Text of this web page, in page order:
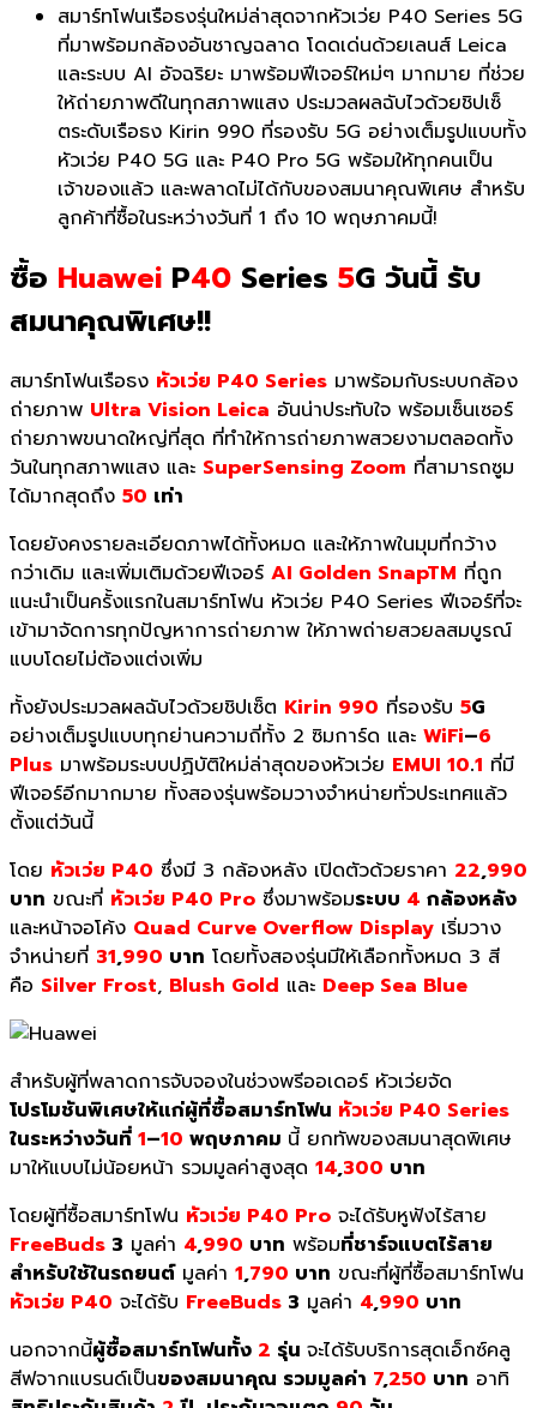
สมาร์ทโฟนเรือธงรุ่นใหม่ล่าสุดจากหัวเว่ย P40 Series 5G
ที่มาพร้อมกล้องอันชาญฉลาด โดดเด่นด้วยเลนส์ Leica
และระบบ AI อัจฉริยะ มาพร้อมฟีเจอร์ใหม่ๆ มากมาย ที่ช่วย
ให้ถ่ายภาพดีในทุกสภาพแสง ประมวลผลฉับไวด้วยชิปเซ็
ตระดับเรือธง Kirin 990 ที่รองรับ 5G อย่างเต็มรูปแบบทั้ง
หัวเว่ย P40 5G และ P40 Pro 5G พร้อมให้ทุกคนเป็น
เจ้าของแล้ว และพลาดไม่ได้กับของสมนาคุณพิเศษ สำหรับ
ลูกค้าที่ซื้อในระหว่างวันที่ 1 ถึง 10 พฤษภาคมนี้!
ซื้อ Huawei P40 Series 5G วันนี้ รับ
สมนาคุณพิเศษ!!
สมาร์ทโฟนเรือธง หัวเว่ย P40 Series มาพร้อมกับระบบกล้อง
ถ่ายภาพ Ultra Vision Leica อันน่าประทับใจ พร้อมเซ็นเซอร์
ถ่ายภาพขนาดใหญ่ที่สุด ที่ทำให้การถ่ายภาพสวยงามตลอดทั้ง
วันในทุกสภาพแสง และ SuperSensing Zoom ที่สามารถซูม
ได้มากสุดถึง 50 เท่า
โดยยังคงรายละเอียดภาพได้ทั้งหมด และให้ภาพในมุมที่กว้าง
กว่าเดิม และเพิ่มเติมด้วยฟีเจอร์ AI Golden SnapTM ที่ถูก
แนะนำเป็นครั้งแรกในสมาร์ทโฟน หัวเว่ย P40 Series ฟีเจอร์ที่จะ
เข้ามาจัดการทุกปัญหาการถ่ายภาพ ให้ภาพถ่ายสวยลสมบูรณ์
แบบโดยไม่ต้องแต่งเพิ่ม
ทั้งยังประมวลผลฉับไวด้วยชิปเซ็ต Kirin 990 ที่รองรับ 5G
อย่างเต็มรูปแบบทุกย่านความถี่ทั้ง 2 ซิมการ์ด และ WiFi–6
Plus มาพร้อมระบบปฏิบัติใหม่ล่าสุดของหัวเว่ย EMUI 10.1 ที่มี
ฟีเจอร์อีกมากมาย ทั้งสองรุ่นพร้อมวางจำหน่ายทั่วประเทศแล้ว
ตั้งแต่วันนี้
โดย หัวเว่ย P40 ซึ่งมี 3 กล้องหลัง เปิดตัวด้วยราคา 22,990
บาท ขณะที่ หัวเว่ย P40 Pro ซึ่งมาพร้อมระบบ 4 กล้องหลัง
และหน้าจอโค้ง Quad Curve Overflow Display เริ่มวาง
จำหน่ายที่ 31,990 บาท โดยทั้งสองรุ่นมีให้เลือกทั้งหมด 3 สี
คือ Silver Frost, Blush Gold และ Deep Sea Blue
สำหรับผู้ที่พลาดการจับจองในช่วงพรีออเดอร์ หัวเว่ยจัด
โปรโมชันพิเศษให้แก่ผู้ที่ซื้อสมาร์ทโฟน หัวเว่ย P40 Series
ในระหว่างวันที่ 1–10 พฤษภาคม นี้ ยกทัพของสมนาสุดพิเศษ
มาให้แบบไม่น้อยหน้า รวมมูลค่าสูงสุด 14,300 บาท
โดยผู้ที่ซื้อสมาร์ทโฟน หัวเว่ย P40 Pro จะได้รับหูฟังไร้สาย
FreeBuds 3 มูลค่า 4,990 บาท พร้อมที่ชาร์จแบตไร้สาย
สำหรับใช้ในรถยนต์มูลค่า 1,790 บาท ขณะที่ผู้ที่ซื้อสมาร์ทโฟน
หัวเว่ย P40 จะได้รับ FreeBuds 3 มูลค่า 4,990 บาท
นอกจากนี้ผู้ซื้อสมาร์ทโฟนทั้ง 2 รุ่น จะได้รับบริการสุดเอ็กซ์คลู
สีฟจากแบรนด์เป็นของสมนาคุณ รวมมูลค่า 7,250 บาท อาทิ